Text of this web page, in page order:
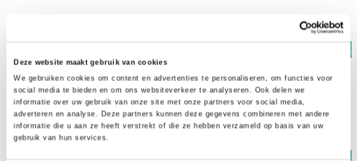
Deze website maakt gebruik van cookies
We gebruiken cookies om content en advertenties te personaliseren, om functies voor
social media te bieden en om ons websiteverkeer te analyseren. Ook delen we
informatie over uw gebruik van onze site met onze partners voor social media,
adverteren en analyse. Deze partners kunnen deze gegevens combineren met andere
informatie die u aan ze heeft verstrekt of die ze hebben verzameld op basis van uw
gebruik van hun services.
LMP
LMP USB-C Travel Dock (Zilver)
€75,00
Op voorraad